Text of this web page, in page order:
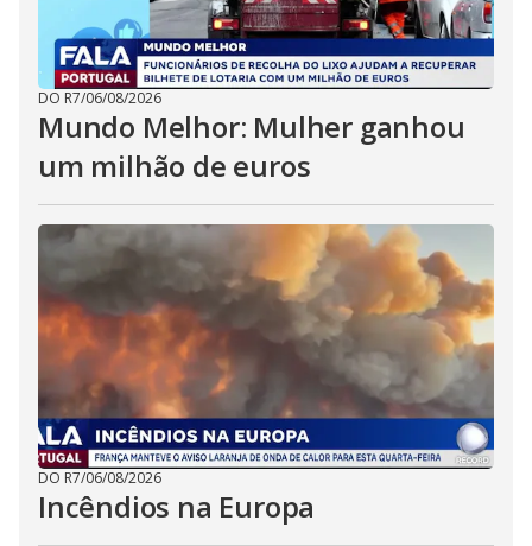
DO R7/06/08/2026
Mundo Melhor: Mulher ganhou
um milhão de euros
DO R7/06/08/2026
Incêndios na Europa